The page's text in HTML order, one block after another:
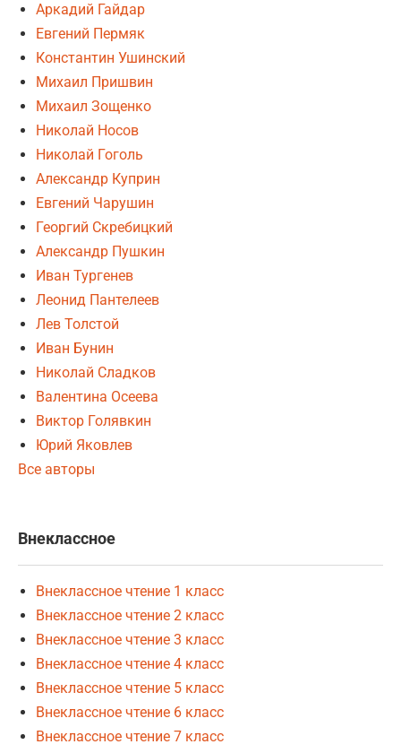
Аркадий Гайдар
Евгений Пермяк
Константин Ушинский
Михаил Пришвин
Михаил Зощенко
Николай Носов
Николай Гоголь
Александр Куприн
Евгений Чарушин
Георгий Скребицкий
Александр Пушкин
Иван Тургенев
Леонид Пантелеев
Лев Толстой
Иван Бунин
Николай Сладков
Валентина Осеева
Виктор Голявкин
Юрий Яковлев
Все авторы
Внеклассное
Внеклассное чтение 1 класс
Внеклассное чтение 2 класс
Внеклассное чтение 3 класс
Внеклассное чтение 4 класс
Внеклассное чтение 5 класс
Внеклассное чтение 6 класс
Внеклассное чтение 7 класс